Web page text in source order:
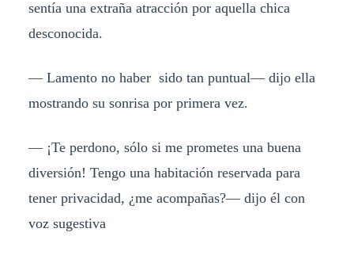
sentía una extraña atracción por aquella chica
desconocida.
— Lamento no haber sido tan puntual— dijo ella
mostrando su sonrisa por primera vez.
— ¡Te perdono, sólo si me prometes una buena
diversión! Tengo una habitación reservada para
tener privacidad, ¿me acompañas?— dijo él con
voz sugestiva